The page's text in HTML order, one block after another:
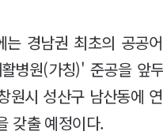
는 경남권 최초의 공공
병원(가칭)' 준공을 앞
원시 성산구 남산동에
갖출 예정이다.